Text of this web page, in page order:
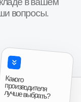
Антон, г.
Поставили
Авито